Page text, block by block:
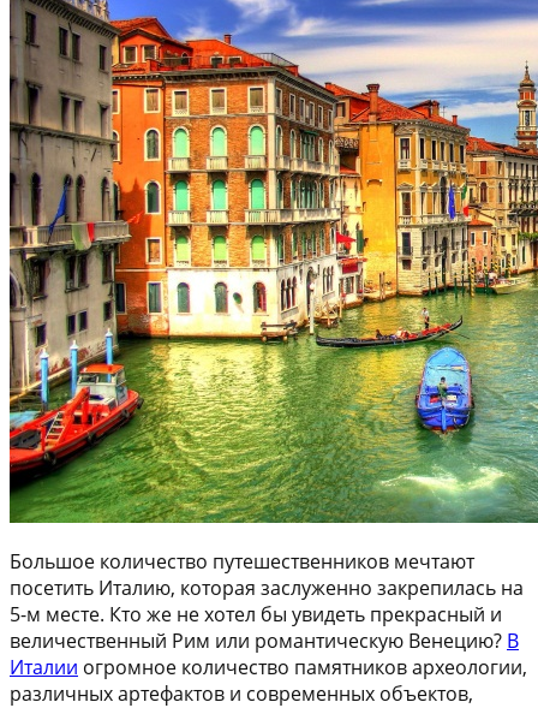
Большое количество путешественников мечтают
посетить Италию, которая заслуженно закрепилась на
5-м месте. Кто же не хотел бы увидеть прекрасный и
величественный Рим или романтическую Венецию? В
Италии огромное количество памятников археологии,
различных артефактов и современных объектов,